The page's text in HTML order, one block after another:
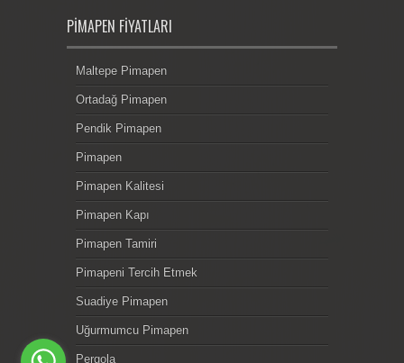
PIMAPEN FIYATLARI
Maltepe Pimapen
Ortadağ Pimapen
Pendik Pimapen
Pimapen
Pimapen Kalitesi
Pimapen Kapı
Pimapen Tamiri
Pimapeni Tercih Etmek
Suadiye Pimapen
Uğurmumcu Pimapen
Pergola